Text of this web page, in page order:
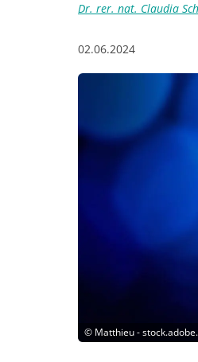
Dr. rer. nat. Claudia
02.06.2024
© Matthieu -